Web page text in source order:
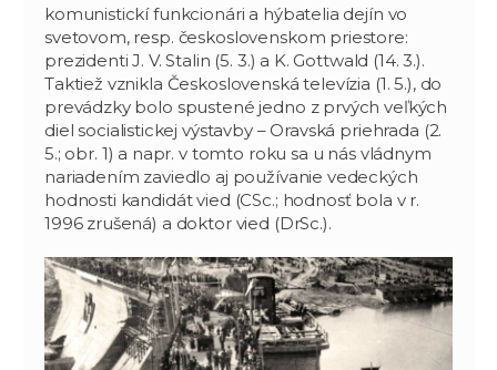
komunistickí funkcionári a hýbatelia dejín vo
svetovom, resp. československom priestore:
prezidenti J. V. Stalin (5. 3.) a K. Gottwald (14. 3.).
Taktiež vznikla Československá televízia (1. 5.), do
prevádzky bolo spustené jedno z prvých veľkých
diel socialistickej výstavby – Oravská priehrada (2.
5.; obr. 1) a napr. v tomto roku sa u nás vládnym
nariadením zaviedlo aj používanie vedeckých
hodnosti kandidát vied (CSc.; hodnosť bola v r.
1996 zrušená) a doktor vied (DrSc.).